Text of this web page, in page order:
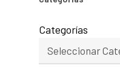
Categorías